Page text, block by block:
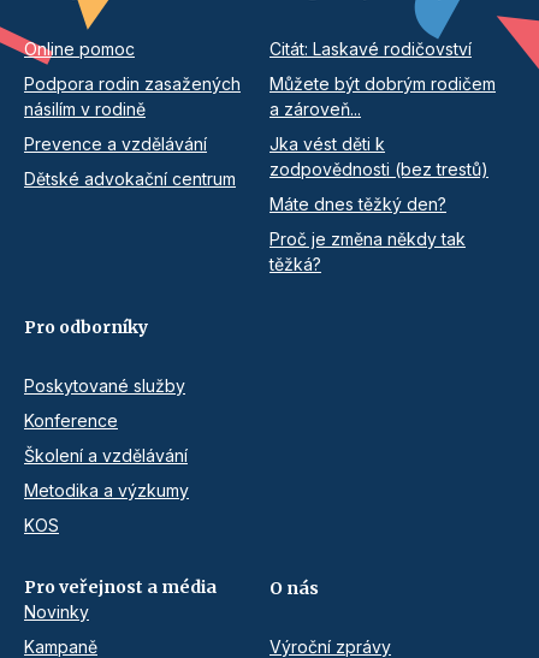
Online pomoc
Podpora rodin zasažených
násilím v rodině
Prevence a vzdělávání
Dětské advokační centrum
Citát: Laskavé rodičovství
Můžete být dobrým rodičem
a zároveň...
Jka vést děti k
zodpovědnosti (bez trestů)
Máte dnes těžký den?
Proč je změna někdy tak
těžká?
Pro odborníky
Poskytované služby
Konference
Školení a vzdělávání
Metodika a výzkumy
KOS
Pro veřejnost a média
Novinky
Kampaně
O nás
Výroční zprávy